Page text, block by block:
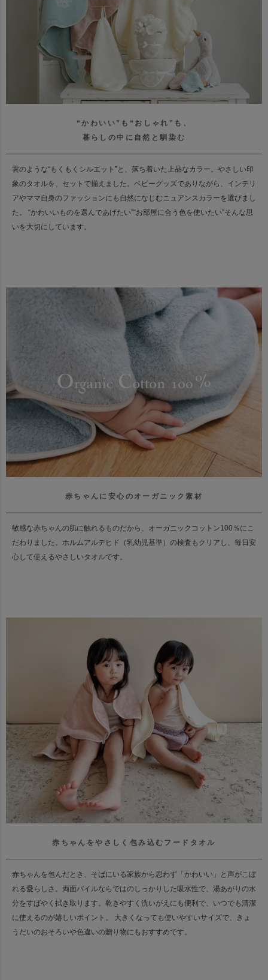
“かわいい”も“おしゃれ”も、
暮らしの中に自然と馴染む
雲のような“もくもくシルエット”と、落ち着いた上品なカラー。 やさしい印
象のタオルを、セットで揃えました。 ベビーグッズでありながら、インテリ
アやママ自身のファッションにも 自然になじむニュアンスカラーを選びまし
た。
“かわいいものを選んであげたい”“お部屋に合う色を使いたい”そんな思
いを大切にしています。
赤ちゃんに安心のオーガニック素材
敏感な赤ちゃんの肌に触れるものだから、オーガニックコットン100％にこ
だわりました。 ホルムアルデヒド（乳幼児基準）の検査もクリアし、毎日安
心して使えるやさしいタオルです。
赤ちゃんをやさしく包み込むフードタオル
赤ちゃんを包んだとき、そばにいる家族から思わず「かわいい」と声がこぼ
れる愛らしさ。 両面パイルならではのしっかりした吸水性で、湯あがりの水
分をすばやく拭き取ります。 乾きやすく洗いがえにも便利で、いつでも清潔
に使えるのが嬉しいポイント。
大きくなっても使いやすいサイズで、きょ
うだいのおそろいや色違いの贈り物にもおすすめです。